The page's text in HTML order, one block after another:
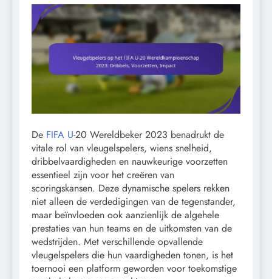
De FIFA U-20 Wereldbeker 2023 benadrukt de
vitale rol van vleugelspelers, wiens snelheid,
dribbelvaardigheden en nauwkeurige voorzetten
essentieel zijn voor het creëren van
scoringskansen. Deze dynamische spelers rekken
niet alleen de verdedigingen van de tegenstander,
maar beïnvloeden ook aanzienlijk de algehele
prestaties van hun teams en de uitkomsten van de
wedstrijden. Met verschillende opvallende
vleugelspelers die hun vaardigheden tonen, is het
toernooi een platform geworden voor toekomstige